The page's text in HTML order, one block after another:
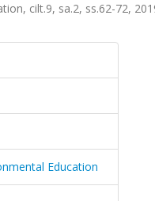
cilt.9, sa.2, ss.62-72,
Education